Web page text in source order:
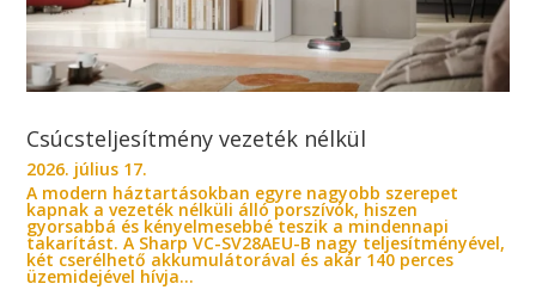
Csúcsteljesítmény vezeték nélkül
2026. július 17.
A modern háztartásokban egyre nagyobb szerepet
kapnak a vezeték nélküli álló porszívók, hiszen
gyorsabbá és kényelmesebbé teszik a mindennapi
takarítást. A Sharp VC-SV28AEU-B nagy teljesítményével,
két cserélhető akkumulátorával és akár 140 perces
üzemidejével hívja...